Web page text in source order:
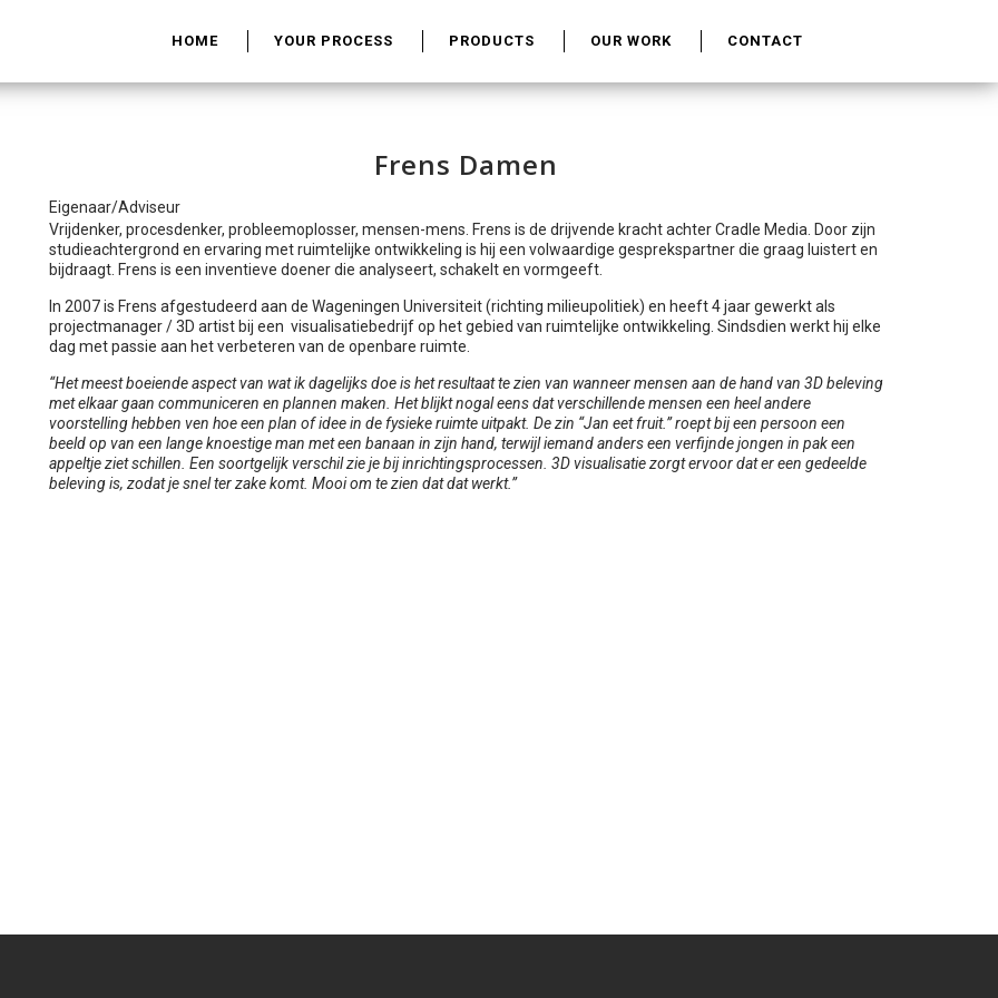
HOME YOUR PROCESS PRODUCTS OUR WORK CONTACT
Frens Damen
Eigenaar/Adviseur
Vrijdenker, procesdenker, probleemoplosser, mensen-mens. Frens is de drijvende kracht achter Cradle Media. Door zijn
studieachtergrond en ervaring met ruimtelijke ontwikkeling is hij een volwaardige gesprekspartner die graag luistert en
bijdraagt. Frens is een inventieve doener die analyseert, schakelt en vormgeeft.
In 2007 is Frens afgestudeerd aan de Wageningen Universiteit (richting milieupolitiek) en heeft 4 jaar gewerkt als
projectmanager / 3D artist bij een visualisatiebedrijf op het gebied van ruimtelijke ontwikkeling. Sindsdien werkt hij elke
dag met passie aan het verbeteren van de openbare ruimte.
“Het meest boeiende aspect van wat ik dagelijks doe is het resultaat te zien van wanneer mensen aan de hand van 3D beleving
met elkaar gaan communiceren en plannen maken. Het blijkt nogal eens dat verschillende mensen een heel andere
voorstelling hebben ven hoe een plan of idee in de fysieke ruimte uitpakt. De zin “Jan eet fruit.” roept bij een persoon een
beeld op van een lange knoestige man met een banaan in zijn hand, terwijl iemand anders een verfijnde jongen in pak een
appeltje ziet schillen. Een soortgelijk verschil zie je bij inrichtingsprocessen. 3D visualisatie zorgt ervoor dat er een gedeelde
beleving is, zodat je snel ter zake komt. Mooi om te zien dat dat werkt.”